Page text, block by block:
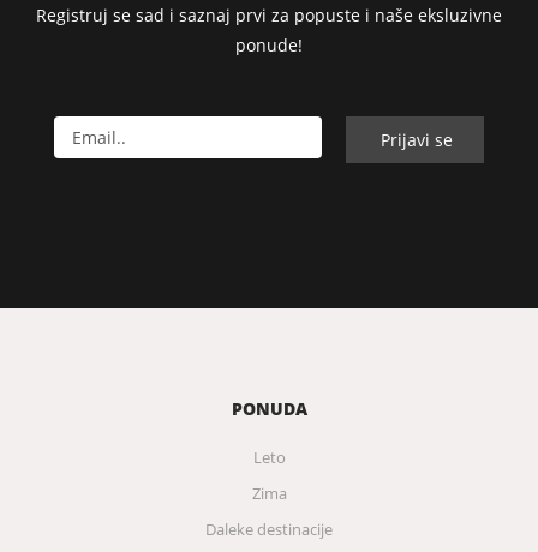
Registruj se sad i saznaj prvi za popuste i naše eksluzivne
ponude!
PONUDA
Leto
Zima
Daleke destinacije